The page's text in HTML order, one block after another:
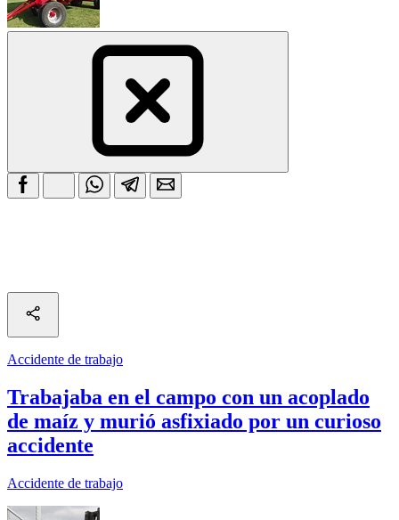
Accidente de trabajo
Trabajaba en el campo con un acoplado
de maíz y murió asfixiado por un curioso
accidente
Accidente de trabajo